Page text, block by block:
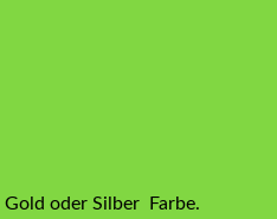
oder Silber Farbe.